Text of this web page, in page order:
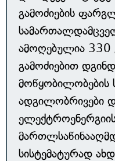
გამოძიების
ამოღებულია 330
გამოძიებით
მოწყობილობების
ადგილობრივები
სისტემატურად